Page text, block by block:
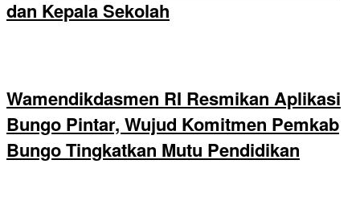
dan Kepala Sekolah
Wamendikdasmen RI Resmikan Aplikasi
Bungo Pintar, Wujud Komitmen Pemkab
Bungo Tingkatkan Mutu Pendidikan